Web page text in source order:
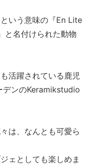
いう意味の『En Lite
と名付けられた動物
活躍されている鹿児
デンのKeramikstudio
は、なんとも可愛ら
ェとしても楽しめま